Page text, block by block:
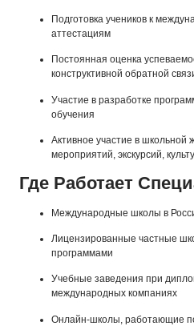
Подготовка учеников к
аттестациям
Постоянная оценка
конструктивной обратной
Участие в разработке
обучения
Активное участие в школьной
мероприятий, экскурсий,
Где Работает
Международные школы в
Лицензированные частные
программами
Учебные заведения при
международных компаниях
Онлайн-школы, работающие